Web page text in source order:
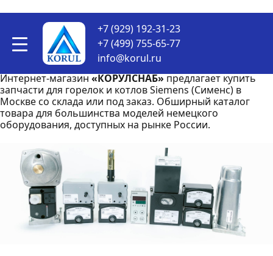
+7 (929) 192-31-23
+7 (499) 755-65-77
info@korul.ru
Запчасти для горелок и котлов
Siemens
Интернет-магазин«КОРУЛСНАБ»предлагает купить
запчасти для горелок и котлов Siemens (Сименс) в
Москве со склада или под заказ. Обширный каталог
товара для большинства моделей немецкого
оборудования, доступных на рынке России.